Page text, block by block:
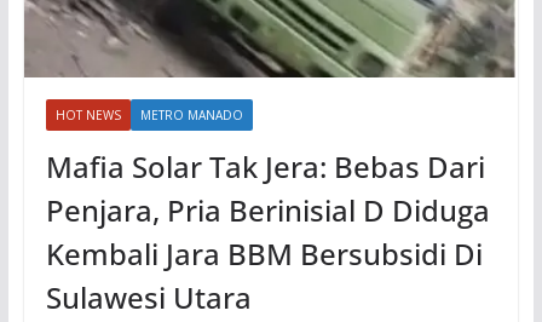
HOT NEWS METRO MANADO
Mafia Solar Tak Jera: Bebas Dari
Penjara, Pria Berinisial D Diduga
Kembali Jara BBM Bersubsidi Di
Sulawesi Utara